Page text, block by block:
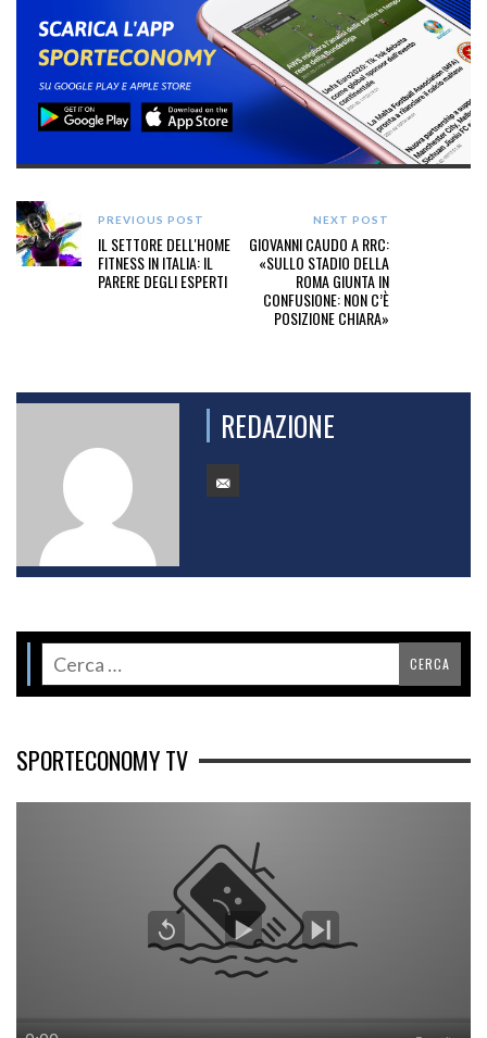
PREVIOUS POST
IL SETTORE DELL'HOME
FITNESS IN ITALIA: IL
PARERE DEGLI ESPERTI
NEXT POST
GIOVANNI CAUDO A RRC:
«SULLO STADIO DELLA
ROMA GIUNTA IN
CONFUSIONE: NON C’È
POSIZIONE CHIARA»
REDAZIONE
SPORTECONOMY TV